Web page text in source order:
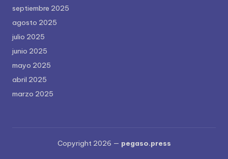
septiembre 2025
agosto 2025
julio 2025
junio 2025
mayo 2025
abril 2025
marzo 2025
Copyright 2026 — pegaso.press